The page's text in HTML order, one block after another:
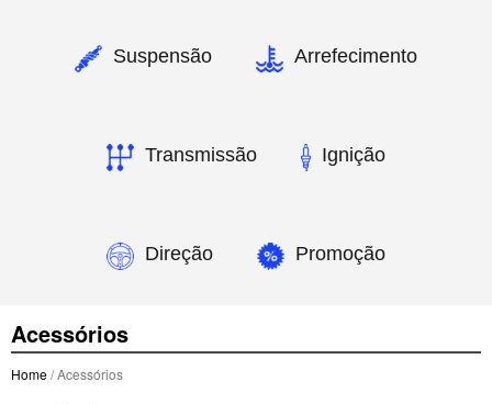
Suspensão Arrefecimento
Transmissão Ignição
Direção Promoção
Acessórios
Home/ Acessórios